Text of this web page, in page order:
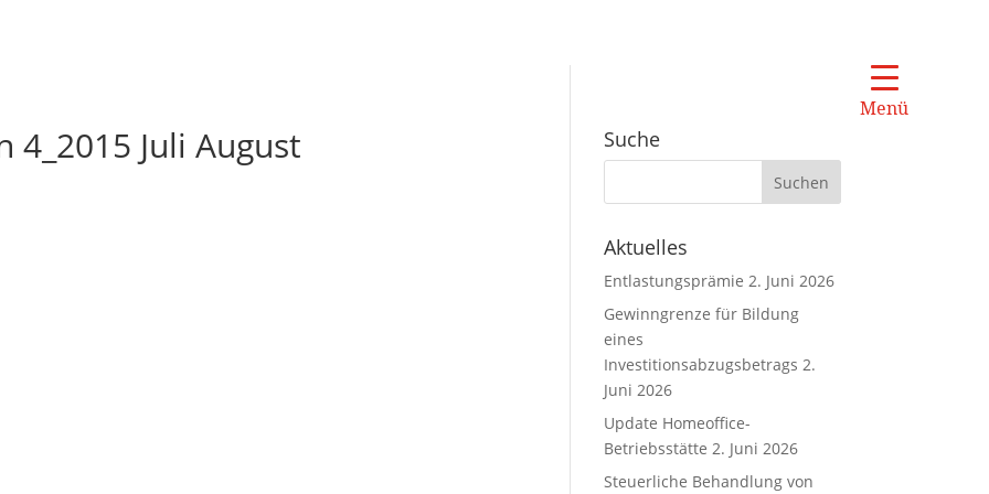
Juli August Suche
Aktuelles
Entlastungsprämie 2. Juni 2026
Gewinngrenze für Bildung
eines
Investitionsabzugsbetrags 2.
Juni 2026
Update Homeoffice-
Betriebsstätte 2. Juni 2026
Steuerliche Behandlung von
Menü